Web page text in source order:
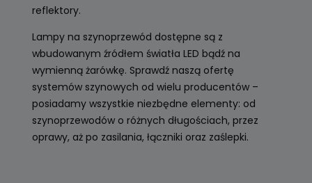
reflektory.
Lampy na szynoprzewód dostępne są z
wbudowanym źródłem światła LED bądź na
wymienną żarówkę. Sprawdź naszą ofertę
systemów szynowych od wielu producentów –
posiadamy wszystkie niezbędne elementy: od
szynoprzewodów o różnych długościach, przez
oprawy, aż po zasilania, łączniki oraz zaślepki.